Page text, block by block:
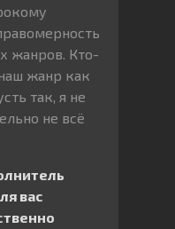
жанров. Кто-
жанр как
так, я не
не всё
вас